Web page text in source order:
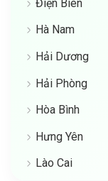
Điện Biên
Hà Nam
Hải Dương
Hải Phòng
Hòa Bình
Hưng Yên
Lào Cai